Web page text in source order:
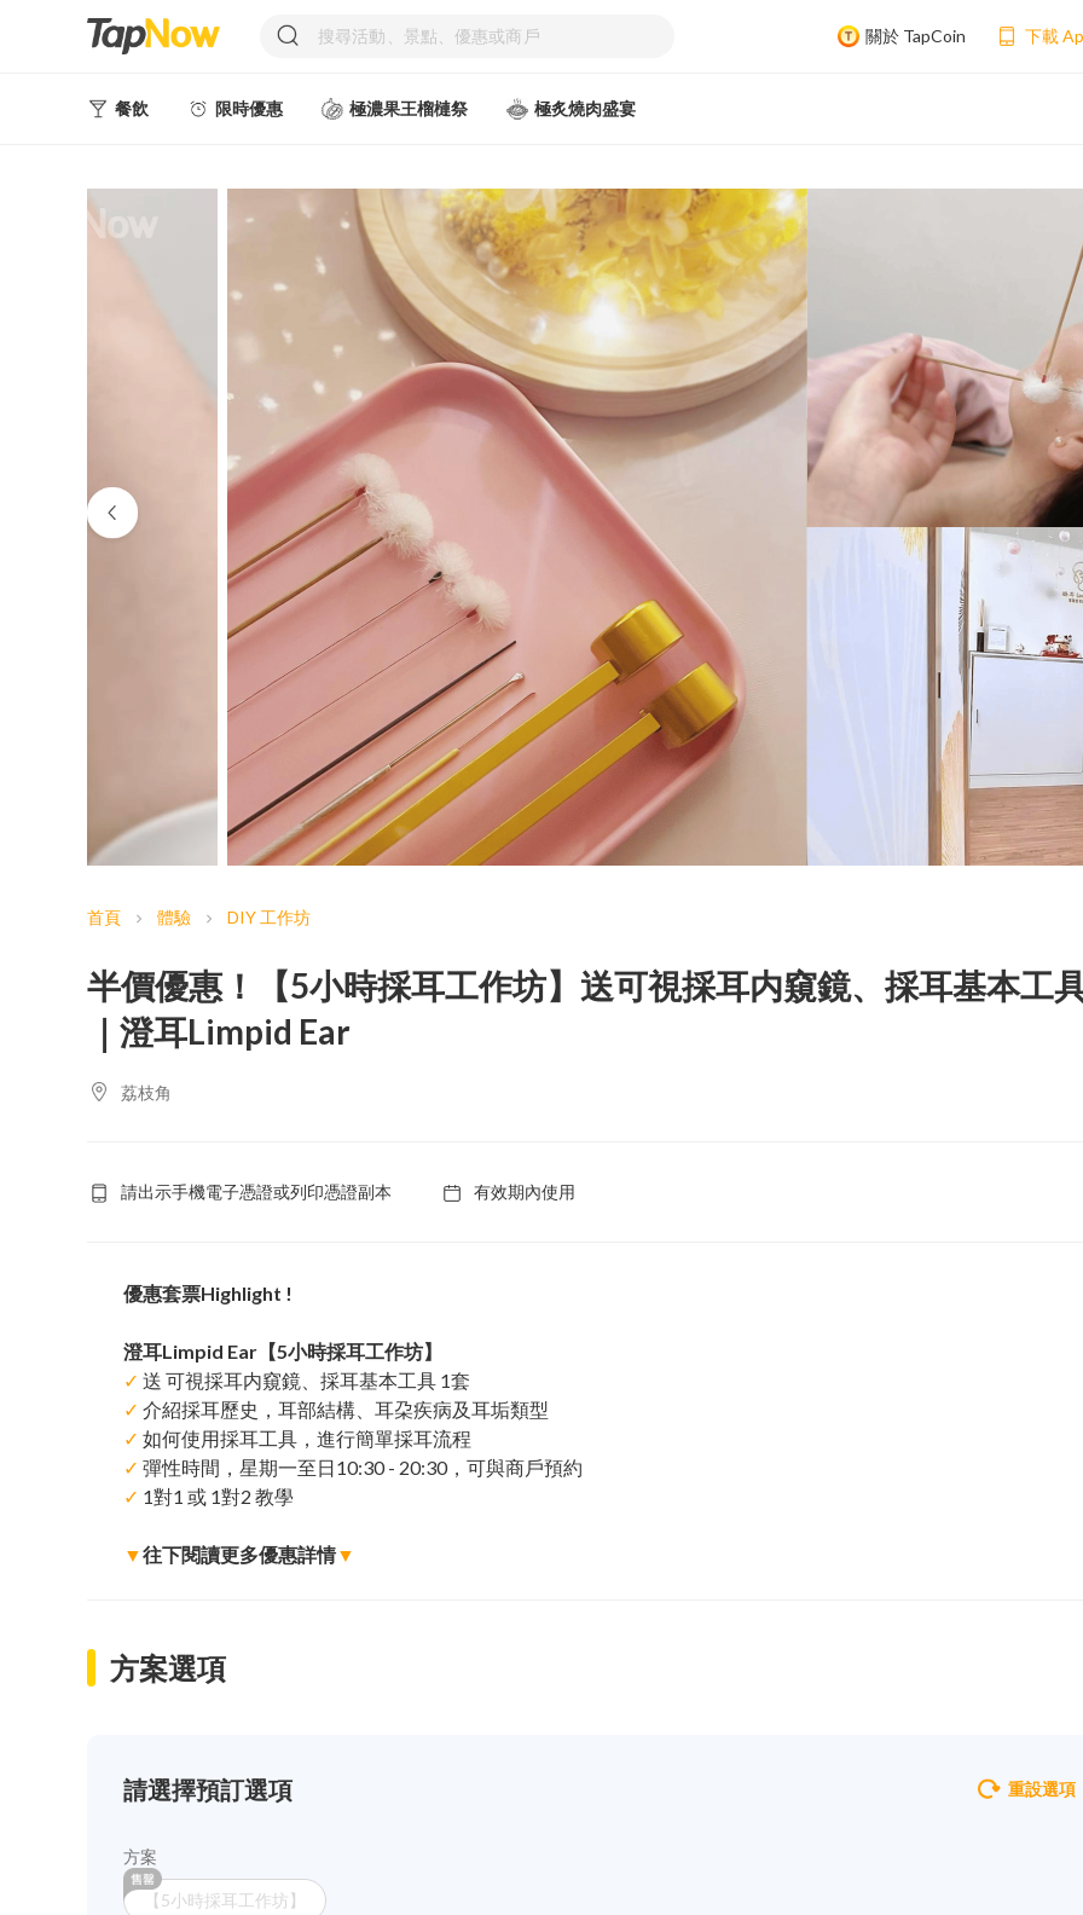
關於 TapCoin 下載
餐飲 限時優惠 極濃果王榴槤祭 極炙燒肉盛宴
首頁 chevron_right 體驗 chevron_right DIY 工作坊
半價優惠！【5小時採耳工作坊】送可視採耳内窺鏡、採耳基本工
｜澄耳Limpid Ear
荔枝角
請出示手機電子憑證或列印憑證副本 有效期內使用
優惠套票Highlight !
澄耳Limpid Ear【5小時採耳工作坊】
✓ 送 可視採耳内窺鏡、採耳基本工具 1套
✓ 介紹採耳歷史，耳部結構、耳朶疾病及耳垢類型
✓ 如何使用採耳工具，進行簡單採耳流程
✓ 彈性時間，星期一至日10:30 - 20:30，可與商戶預約
✓ 1對1 或 1對2 教學
▼往下閱讀更多優惠詳情▼
方案選項
請選擇預訂選項 重設選項
方案
【5小時採耳工作坊】